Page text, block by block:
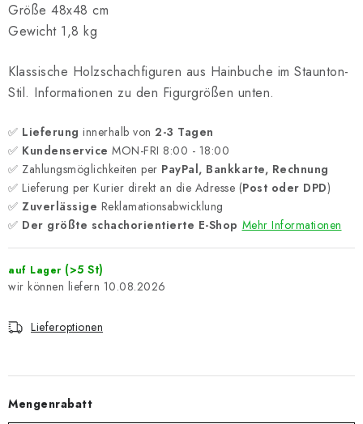
Größe 48x48 cm
Gewicht 1,8 kg
Klassische Holzschachfiguren aus Hainbuche im Staunton-
Stil. Informationen zu den Figurgrößen unten.
✅ Lieferung innerhalb von 2-3 Tagen
✅ Kundenservice MON-FRI 8:00 - 18:00
✅ Zahlungsmöglichkeiten per PayPal, Bankkarte, Rechnung
✅ Lieferung per Kurier direkt an die Adresse (Post oder DPD)
✅ Zuverlässige Reklamationsabwicklung
✅ Der größte schachorientierte E-Shop Mehr Informationen
auf Lager (>5 St)
10.08.2026
Lieferoptionen
Mengenrabatt